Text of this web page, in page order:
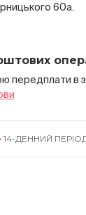
60а.
передплати в
ПЕРІОД